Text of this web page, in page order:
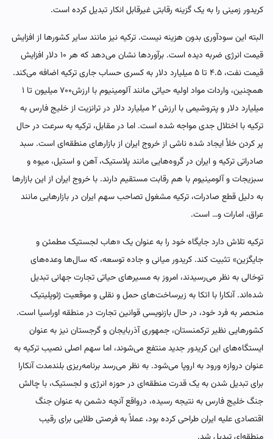
کریدور زمینی را به یک گزینه رقابتی غیرقابل انکار تبدیل کرده است.
البته این سودآوری بدون هزینه نیست. ترکیه نیز مانند سایر کشورها از افزایش
قیمت انرژی ضربه دیده است. برآوردها نشان می‌دهد که هر ۱۰ دلار افزایش
قیمت نفت، ۴.۵ تا ۵ میلیارد دلار به کسری حساب جاری ترکیه اضافه می‌کند.
همچنین، واردات مواد اولیه حیاتی مانند آلومینیوم با ارزش۷۰۰ میلیون تا ۱
میلیارد دلار‌ و پتروشیمی با ارزش ۲ میلیارد دلار در ترانزیت از خلیج فارس به
ترکیه با اختلال جدی مواجه شده است. اما در مقابل، ترکیه به سرعت در حال
پر کردن خلأ ایجاد شده ناشی از خروج ایران از بازارهای منطقه‌ای است. سبد
صادراتی ترکیه و ایران در گروه‌هایی مانند پلاستیک، آهن و استیل، میوه و
سبزیجات و آلومینیوم با هم رقابت مستقیم دارند. با خروج ایران از این بازارها
به دلیل قطع صادرات، ترکیه مشغول تصاحب سهم ایران در بازارهایی مانند
عراق، امارات و… است.
ترکیه تلاش دارد جایگاه خود را به عنوان یک «هاب لجستیک مطمئن و
جایگزین» تثبیت کند. کریدور میانی و جاده توسعه، که سال‌ها وعده‌های
توخالی به نظر می‌رسیدند، امروز به مسیرهای حیاتی تجارت جهانی تبدیل
شده‌اند. آنکارا با اتکا به زیرساخت‌های حمل و نقلی و موقعیت ژئوپلیتیک
منحصر به فرد خود، در حال بازنویسی قوانین تجارت در منطقه اوراسیا است.
کشورهایی نظیر ترکمنستان، جمهوری آذربایجان و گرجستان نیز به عنوان
ایستگاه‌های این کریدور جدید منتفع می‌شوند، اما سهم اصلی نصیب ترکیه به
عنوان دروازه ورود به اروپا می‌شود. به نظر می‌رسد برنامه‌ریزی بلندمدت آنکارا
برای تبدیل شدن به یک قدرت منطقه‌ای در حوزه انرژی و لجستیک، با چالش
جنگ خلیج فارس به نتیجه رسیده، درواقع آنچه دشمن به عنوان جنگ
اقتصادی علیه ایران طراحی کرده بود، عملاً به فرصتی طلایی برای رقیب